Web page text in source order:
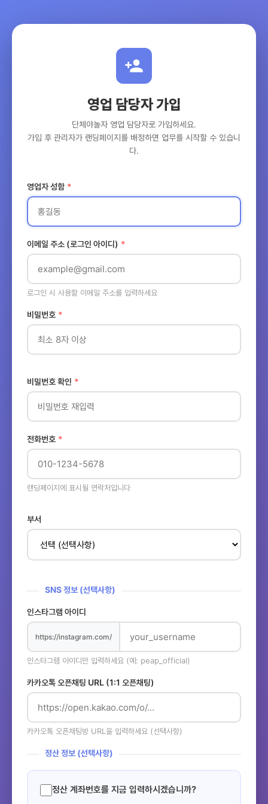
영업 담당자 가입
단체야놀자 영업 담당자로 가입하세요.
가입 후 관리자가 랜딩페이지를 배정하면 업무를 시작할 수 있습니
다.
영업자 성함
이메일 주소 (로그인 아이디)
로그인 시 사용할 이메일 주소를 입력하세요
비밀번호
비밀번호 확인
전화번호
랜딩페이지에 표시될 연락처입니다
부서
SNS 정보 (선택사항)
인스타그램 아이디
https://instagram.com/
인스타그램 아이디만 입력하세요 (예: peap_official)
카카오톡 오픈채팅 URL (1:1 오픈채팅)
카카오톡 오픈채팅방 URL을 입력하세요 (선택사항)
정산 정보 (선택사항)
정산 계좌번호를 지금 입력하시겠습니까?